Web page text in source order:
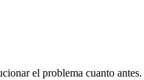
el problema cuanto antes.